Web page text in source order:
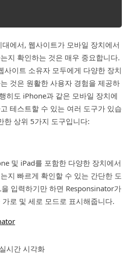
에서, 웹사이트가 모바일 장치에서
지 확인하는 것은 매우 중요합니다.
사이트 소유자 모두에게 다양한 장치
것은 원활한 사용자 경험을 제공하
히도 iPhone과 같은 모바일 장치에
테스트할 수 있는 여러 도구가 있습
한 상위 5가지 도구입니다:
및 iPad를 포함한 다양한 장치에서
지 빠르게 확인할 수 있는 간단한 도
입력하기만 하면 Responsinator가
로 및 세로 모드로 표시해줍니다.
시간 시각화